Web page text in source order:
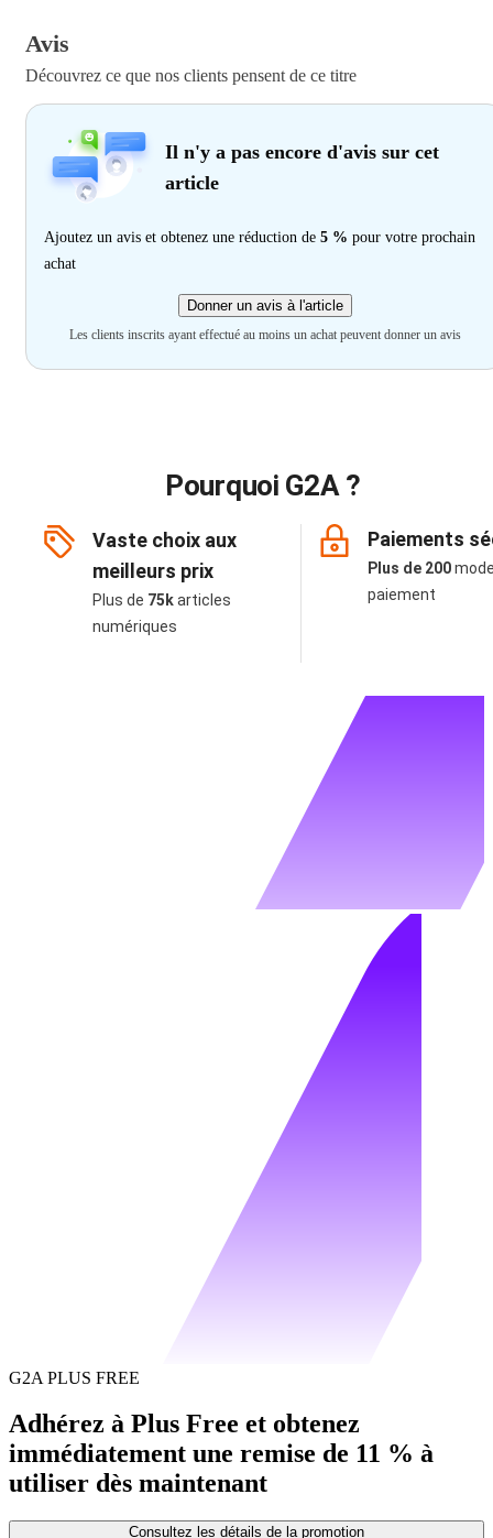
Avis
Découvrez ce que nos clients pensent de ce titre
Il n'y a pas encore d'avis sur cet
article
Ajoutez un avis et obtenez une réduction de 5 % pour votre prochain
achat
Donner un avis à l'article
Les clients inscrits ayant effectué au moins un achat peuvent donner un avis
Pourquoi G2A ?
Vaste choix aux
meilleurs prix
Plus de 75karticles
numériques
Paiements
Plus de 200
paiement
G2A PLUS FREE
Adhérez à Plus Free et obtenez
immédiatement une remise de 11 % à
utiliser dès maintenant
Consultez les détails de la promotion